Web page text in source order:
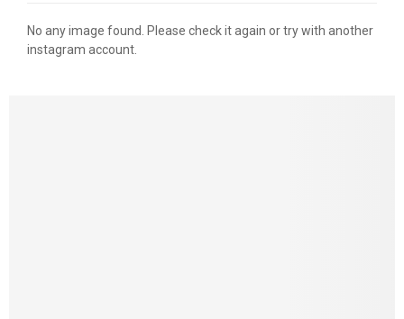
No any image found. Please check it again or try with another
instagram account.